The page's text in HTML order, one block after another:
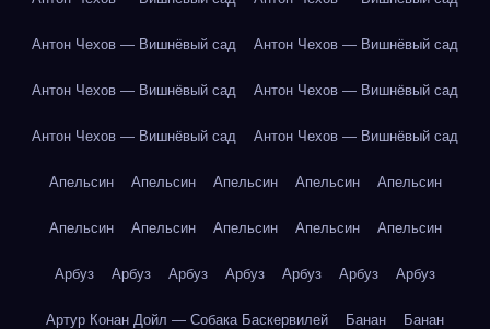
Антон Чехов — Вишнёвый сад Антон Чехов — Вишнёвый сад
Антон Чехов — Вишнёвый сад Антон Чехов — Вишнёвый сад
Антон Чехов — Вишнёвый сад Антон Чехов — Вишнёвый сад
Апельсин Апельсин Апельсин Апельсин Апельсин
Апельсин Апельсин Апельсин Апельсин Апельсин
Арбуз Арбуз Арбуз Арбуз Арбуз Арбуз Арбуз
Артур Конан Дойл — Собака Баскервилей Банан Банан